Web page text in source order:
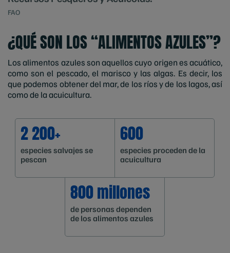
FAO
¿QUÉ SON LOS “ALIMENTOS AZULES”?
Los alimentos azules son aquellos cuyo origen es acuático,
como son el pescado, el marisco y las algas. Es decir, los
que podemos obtener del mar, de los ríos y de los lagos, así
como de la acuicultura.
2 200+
especies salvajes se
pescan
600
especies proceden de la
acuicultura
800 millones
de personas dependen
de los alimentos azules